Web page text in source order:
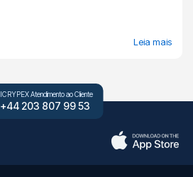
Leia mais
ICRYPEX Atendimento ao Cliente
+44 203 807 99 53